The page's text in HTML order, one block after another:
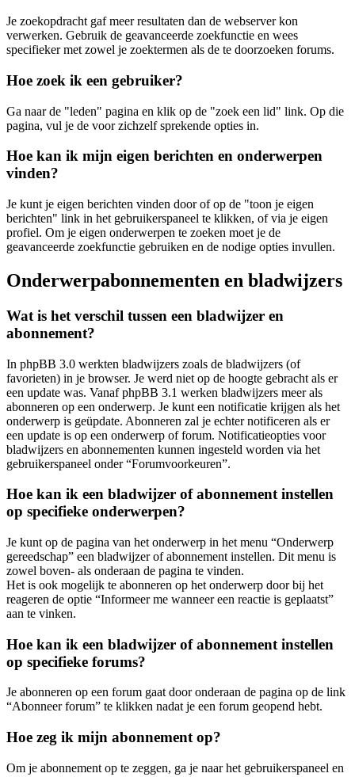
Je zoekopdracht gaf meer resultaten dan de webserver kon
verwerken. Gebruik de geavanceerde zoekfunctie en wees
specifieker met zowel je zoektermen als de te doorzoeken forums.
Hoe zoek ik een gebruiker?
Ga naar de "leden" pagina en klik op de "zoek een lid" link. Op die
pagina, vul je de voor zichzelf sprekende opties in.
Hoe kan ik mijn eigen berichten en onderwerpen
vinden?
Je kunt je eigen berichten vinden door of op de "toon je eigen
berichten" link in het gebruikerspaneel te klikken, of via je eigen
profiel. Om je eigen onderwerpen te zoeken moet je de
geavanceerde zoekfunctie gebruiken en de nodige opties invullen.
Onderwerpabonnementen en bladwijzers
Wat is het verschil tussen een bladwijzer en
abonnement?
In phpBB 3.0 werkten bladwijzers zoals de bladwijzers (of
favorieten) in je browser. Je werd niet op de hoogte gebracht als er
een update was. Vanaf phpBB 3.1 werken bladwijzers meer als
abonneren op een onderwerp. Je kunt een notificatie krijgen als het
onderwerp is geüpdate. Abonneren zal je echter notificeren als er
een update is op een onderwerp of forum. Notificatieopties voor
bladwijzers en abonnementen kunnen ingesteld worden via het
gebruikerspaneel onder “Forumvoorkeuren”.
Hoe kan ik een bladwijzer of abonnement instellen
op specifieke onderwerpen?
Je kunt op de pagina van het onderwerp in het menu “Onderwerp
gereedschap” een bladwijzer of abonnement instellen. Dit menu is
zowel boven- als onderaan de pagina te vinden.
Het is ook mogelijk te abonneren op het onderwerp door bij het
reageren de optie “Informeer me wanneer een reactie is geplaatst”
aan te vinken.
Hoe kan ik een bladwijzer of abonnement instellen
op specifieke forums?
Je abonneren op een forum gaat door onderaan de pagina op de link
“Abonneer forum” te klikken nadat je een forum geopend hebt.
Hoe zeg ik mijn abonnement op?
Om je abonnement op te zeggen, ga je naar het gebruikerspaneel en